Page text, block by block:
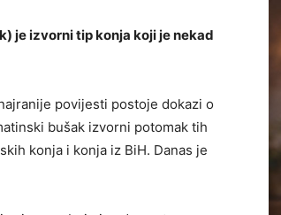
je izvorni tip konja koji je nekad
povijesti postoje dokazi o
bušak izvorni potomak tih
konja i konja iz BiH. Danas je